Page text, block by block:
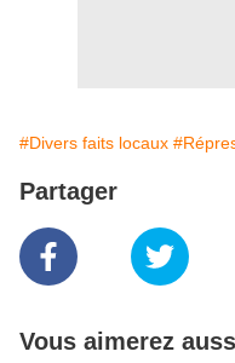
#Divers faits locaux
Partager
Vous aimerez